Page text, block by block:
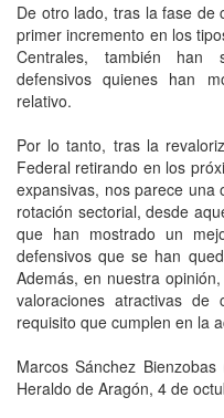
De otro lado, tras la fase de
primer incremento en los
Centrales, también han
defensivos quienes han
relativo.
Por lo tanto, tras la
Federal retirando en los
expansivas, nos parece una
rotación sectorial, desde
que han mostrado un
defensivos que se han
Además, en nuestra
valoraciones atractivas de
requisito que cumplen en la
Marcos Sánchez
Heraldo de Aragón, 4 de